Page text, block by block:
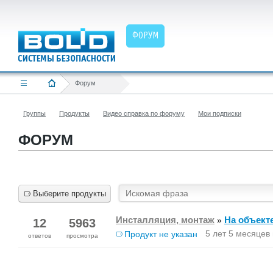
ФОРУМ
Форум
Группы Продукты Видео справка по форуму Мои подписки
ФОРУМ
Выберите продукты
12
ответов
5963
просмотра
Инсталляция, монтаж » На
Продукт не указан 5 лет 5 месяцев